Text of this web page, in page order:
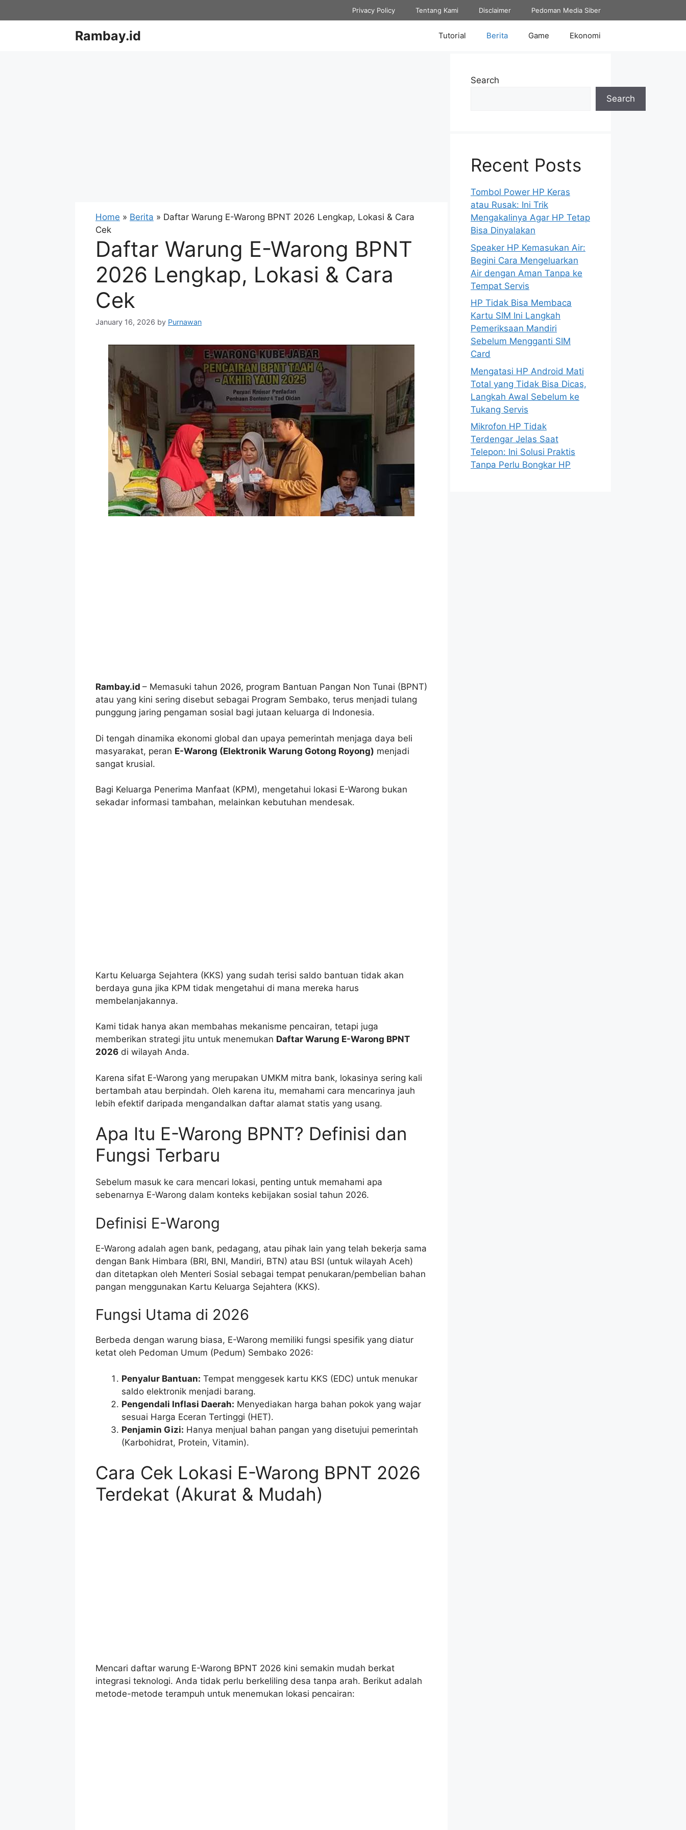
to
Privacy Policy Tentang Kami Disclaimer Pedoman Media Siber
Rambay.id Tutorial Berita Game Ekonomi
Home » Berita » Daftar Warung E-Warong BPNT 2026 Lengkap, Lokasi & Cara
Cek
Daftar Warung E-Warong BPNT
2026 Lengkap, Lokasi & Cara
Cek
January 16, 2026 by Purnawan
Rambay.id – Memasuki tahun 2026, program Bantuan Pangan Non Tunai (BPNT)
atau yang kini sering disebut sebagai Program Sembako, terus menjadi tulang
punggung jaring pengaman sosial bagi jutaan keluarga di Indonesia.
Di tengah dinamika ekonomi global dan upaya pemerintah menjaga daya beli
masyarakat, peran E-Warong (Elektronik Warung Gotong Royong) menjadi
sangat krusial.
Bagi Keluarga Penerima Manfaat (KPM), mengetahui lokasi E-Warong bukan
sekadar informasi tambahan, melainkan kebutuhan mendesak.
Kartu Keluarga Sejahtera (KKS) yang sudah terisi saldo bantuan tidak akan
berdaya guna jika KPM tidak mengetahui di mana mereka harus
membelanjakannya.
Kami tidak hanya akan membahas mekanisme pencairan, tetapi juga
memberikan strategi jitu untuk menemukan Daftar Warung E-Warong BPNT
2026 di wilayah Anda.
Karena sifat E-Warong yang merupakan UMKM mitra bank, lokasinya sering kali
bertambah atau berpindah. Oleh karena itu, memahami cara mencarinya jauh
lebih efektif daripada mengandalkan daftar alamat statis yang usang.
Apa Itu E-Warong BPNT? Definisi dan
Fungsi Terbaru
Sebelum masuk ke cara mencari lokasi, penting untuk memahami apa
sebenarnya E-Warong dalam konteks kebijakan sosial tahun 2026.
Definisi E-Warong
E-Warong adalah agen bank, pedagang, atau pihak lain yang telah bekerja sama
dengan Bank Himbara (BRI, BNI, Mandiri, BTN) atau BSI (untuk wilayah Aceh)
dan ditetapkan oleh Menteri Sosial sebagai tempat penukaran/pembelian bahan
pangan menggunakan Kartu Keluarga Sejahtera (KKS).
Fungsi Utama di 2026
Berbeda dengan warung biasa, E-Warong memiliki fungsi spesifik yang diatur
ketat oleh Pedoman Umum (Pedum) Sembako 2026:
Penyalur Bantuan: Tempat menggesek kartu KKS (EDC) untuk menukar
saldo elektronik menjadi barang.
Pengendali Inflasi Daerah: Menyediakan harga bahan pokok yang wajar
sesuai Harga Eceran Tertinggi (HET).
Penjamin Gizi: Hanya menjual bahan pangan yang disetujui pemerintah
(Karbohidrat, Protein, Vitamin).
Cara Cek Lokasi E-Warong BPNT 2026
Terdekat (Akurat & Mudah)
Mencari daftar warung E-Warong BPNT 2026 kini semakin mudah berkat
integrasi teknologi. Anda tidak perlu berkeliling desa tanpa arah. Berikut adalah
metode-metode terampuh untuk menemukan lokasi pencairan:
Search
Search
Recent Posts
Tombol Power HP Keras
atau Rusak: Ini Trik
Mengakalinya Agar HP Tetap
Bisa Dinyalakan
Speaker HP Kemasukan Air:
Begini Cara Mengeluarkan
Air dengan Aman Tanpa ke
Tempat Servis
HP Tidak Bisa Membaca
Kartu SIM Ini Langkah
Pemeriksaan Mandiri
Sebelum Mengganti SIM
Card
Mengatasi HP Android Mati
Total yang Tidak Bisa Dicas,
Langkah Awal Sebelum ke
Tukang Servis
Mikrofon HP Tidak
Terdengar Jelas Saat
Telepon: Ini Solusi Praktis
Tanpa Perlu Bongkar HP